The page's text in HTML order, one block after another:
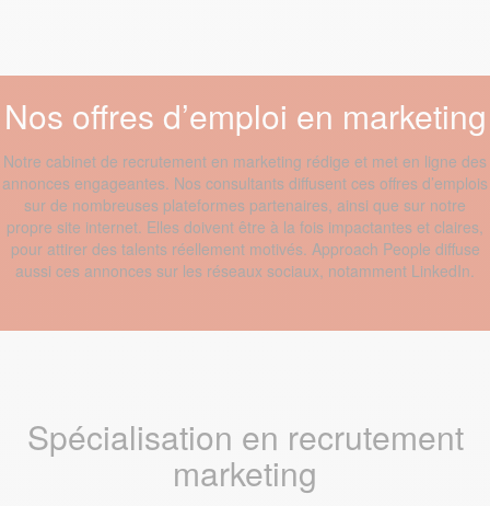
Nos offres d’emploi en marketing
Notre cabinet de recrutement en marketing rédige et met en ligne des
annonces engageantes. Nos consultants diffusent ces offres d’emplois
sur de nombreuses plateformes partenaires, ainsi que sur notre
propre site internet. Elles doivent être à la fois impactantes et claires,
pour attirer des talents réellement motivés. Approach People diffuse
aussi ces annonces sur les réseaux sociaux, notamment LinkedIn.
Spécialisation en recrutement
marketing